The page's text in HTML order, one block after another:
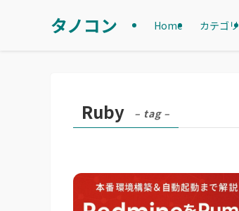
タノコン Home カテゴリ
Ruby – tag –